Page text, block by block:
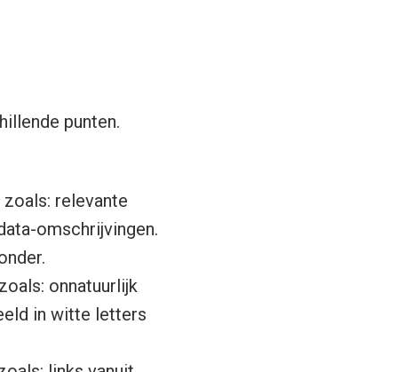
punten.
relevante
omschrijvingen.
onnatuurlijk
in witte letters